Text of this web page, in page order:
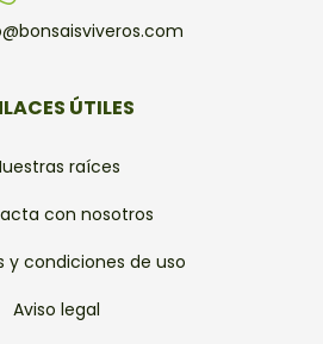
ÚTILES
raíces
con nosotros
y condiciones de uso
Aviso legal